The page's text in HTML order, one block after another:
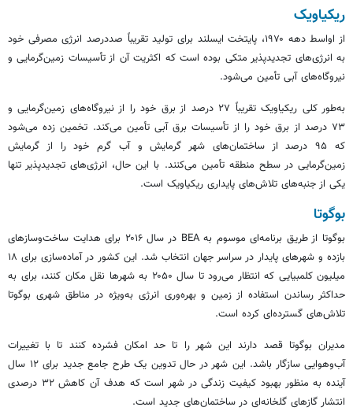
ریکیاویک
از اواسط دهه ۱۹۷۰، پایتخت ایسلند برای تولید تقریباً صددرصد انرژی مصرفی خود
به انرژی‌های تجدیدپذیر متکی بوده است که اکثریت آن از تأسیسات زمین‌گرمایی و
نیروگاه‌های آبی تأمین می‌شود.
به‌طور کلی ریکیاویک
تقریباً ۲۷ درصد از برق خود را از نیروگاه‌های زمین‌گرمایی و
۷۳ درصد از برق خود را از تأسیسات برق آبی تأمین می‌کند. تخمین زده می‌شود
که ۹۵ درصد از ساختمان‌های شهر گرمایش و آب گرم خود را از گرمایش
زمین‌گرمایی در سطح منطقه تأمین می‌کنند. با این حال، انرژی‌های تجدیدپذیر تنها
یکی از جنبه‌های تلاش‌های پایداری ریکیاویک است.
بوگوتا
بوگوتا از طریق برنامه‌ای موسوم به BEA در سال ۲۰۱۶ برای هدایت ساخت‌وسازهای
بازده و شهرهای پایدار در سراسر جهان انتخاب شد. این کشور در آماده‌سازی برای ۱۸
میلیون کلمبیایی که انتظار می‌رود تا سال ۲۰۵۰ به شهرها نقل مکان کنند، برای به
حداکثر رساندن استفاده از زمین و بهره‌وری انرژی به‌ویژه در مناطق شهری بوگوتا
تلاش‌های گسترده‌ای کرده است.
مدیران بوگوتا قصد دارند این شهر را تا حد امکان فشرده کنند تا با تغییرات
آب‌وهوایی سازگار باشد. این شهر در حال تدوین یک طرح جامع جدید برای ۱۲ سال
آینده به منظور بهبود کیفیت زندگی در شهر است که هدف آن کاهش ۳۲ درصدی
انتشار گازهای گلخانه‌ای در ساختمان‌های جدید است.